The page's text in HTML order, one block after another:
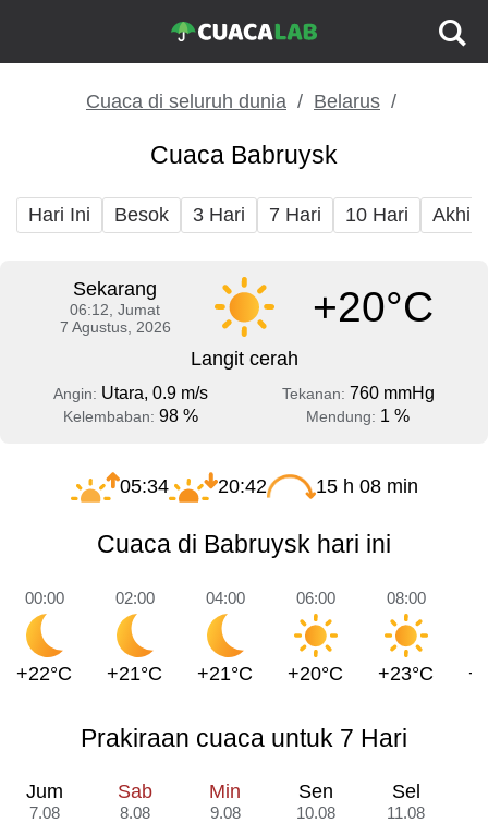
Cuaca di seluruh dunia Belarus
Cuaca Babruysk
Hari Ini Besok 3 Hari 7 Hari 10 Hari Akhir
Sekarang
06:12, Jumat
7 Agustus, 2026
+20°C
Langit cerah
Angin: Utara, 0.9 m/s Tekanan: 760 mmHg
Kelembaban: 98 % Mendung: 1 %
05:34 20:42 15 h 08 min
Cuaca di Babruysk hari ini
00:00
+22°C
02:00
+21°C
04:00
+21°C
06:00
+20°C
08:00
+23°C
Prakiraan cuaca untuk 7 Hari
Jum
7.08
Sab
8.08
Min
9.08
Sen
10.08
Sel
11.08